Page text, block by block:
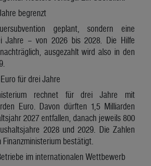
begrenzt
geplant, sondern eine
Jahre – von 2026 bis 2028. Die Hilfe
ausgezahlt wird also in den
für drei Jahre
rechnet für drei Jahre mit
Euro. Davon dürften 1,5 Milliarden
2027 entfallen, danach jeweils 800
2028 und 2029. Die Zahlen
bestätigt.
im internationalen Wettbewerb